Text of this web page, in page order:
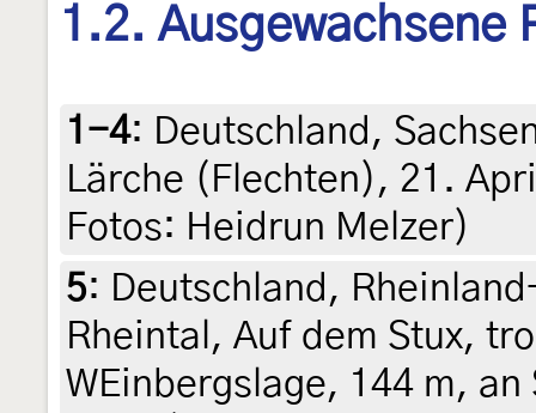
1.2. Ausgewachsene
1-4: Deutschland,
Lärche (Flechten), 21.
Fotos: Heidrun Melzer)
5: Deutschland,
Rheintal, Auf dem Stux,
WEinbergslage, 144 m,